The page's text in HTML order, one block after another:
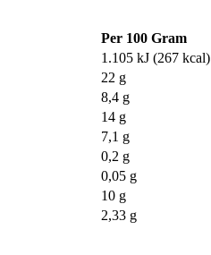
Per 100 Gram
1.105 kJ (267 kcal)
22 g
8,4 g
14 g
7,1 g
0,2 g
0,05 g
10 g
2,33 g